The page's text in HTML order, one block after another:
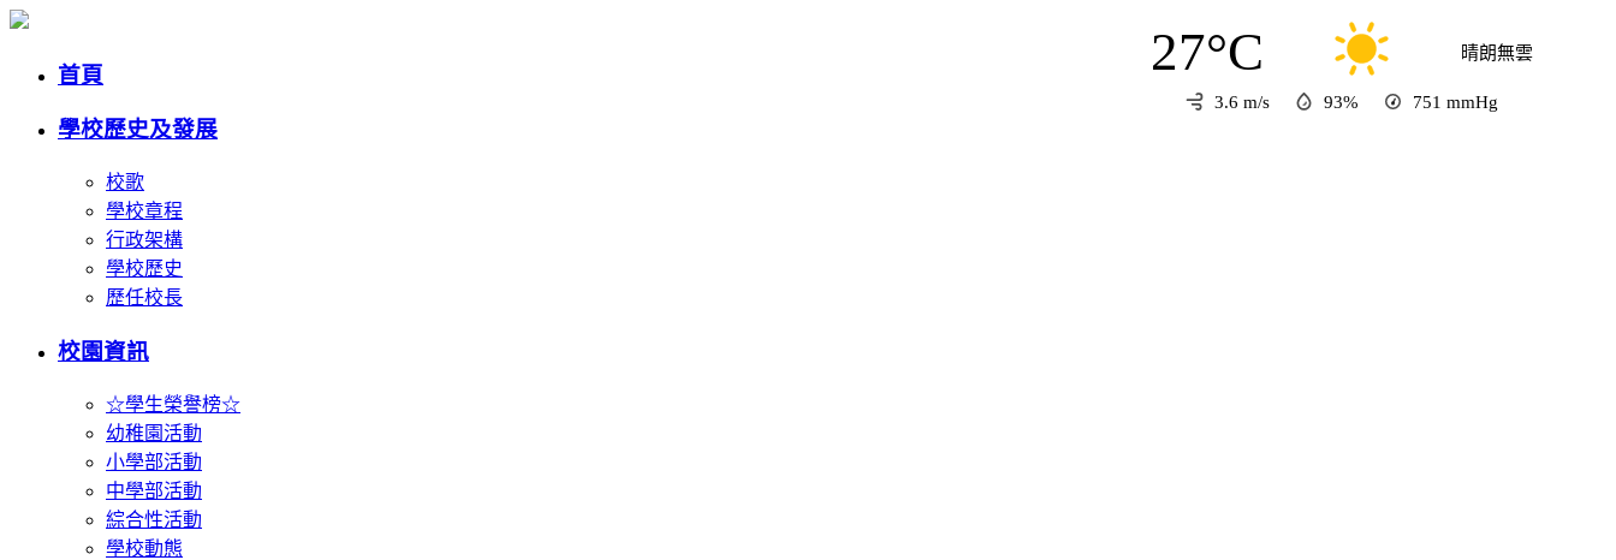
27°C 晴朗無雲
3.6 m/s 93% 751 mmHg
首頁
學校歷史及發展
校歌
學校章程
行政架構
學校歷史
歷任校長
校園資訊
☆學生榮譽榜☆
幼稚園活動
小學部活動
中學部活動
綜合性活動
學校動態